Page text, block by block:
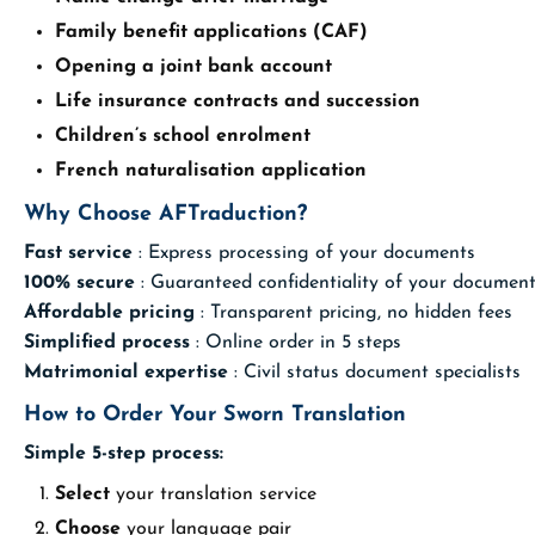
Family benefit applications (CAF)
Opening a joint bank account
Life insurance contracts and succession
Children’s school enrolment
French naturalisation application
Why Choose AFTraduction?
Fast service : Express processing of your documents
100% secure : Guaranteed confidentiality of your
Affordable pricing : Transparent pricing, no hidden fees
Simplified process : Online order in 5 steps
Matrimonial expertise : Civil status document specialists
How to Order Your Sworn Translation
Simple 5-step process:
Select your translation service
Choose your language pair